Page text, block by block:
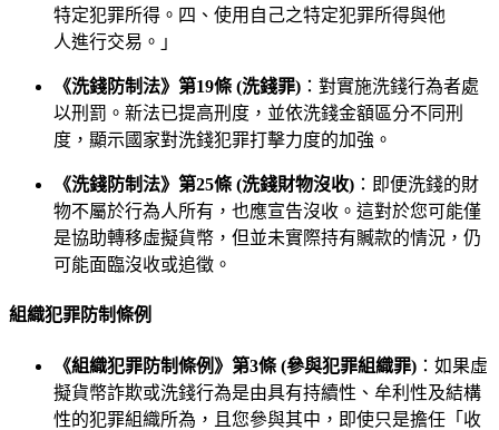
特定犯罪所得。四、使用自己之特定犯罪所得與他
人進行交易。」
《洗錢防制法》第19條 (洗錢罪) ：對實施洗錢行為者處
以刑罰。新法已提高刑度，並依洗錢金額區分不同刑
度，顯示國家對洗錢犯罪打擊力度的加強。
《洗錢防制法》第25條 (洗錢財物沒收) ：即便洗錢的財
物不屬於行為人所有，也應宣告沒收。這對於您可能僅
是協助轉移虛擬貨幣，但並未實際持有贓款的情況，仍
可能面臨沒收或追徵。
組織犯罪防制條例
《組織犯罪防制條例》第3條 (參與犯罪組織罪) ：如果虛
擬貨幣詐欺或洗錢行為是由具有持續性、牟利性及結構
性的犯罪組織所為，且您參與其中，即使只是擔任「收